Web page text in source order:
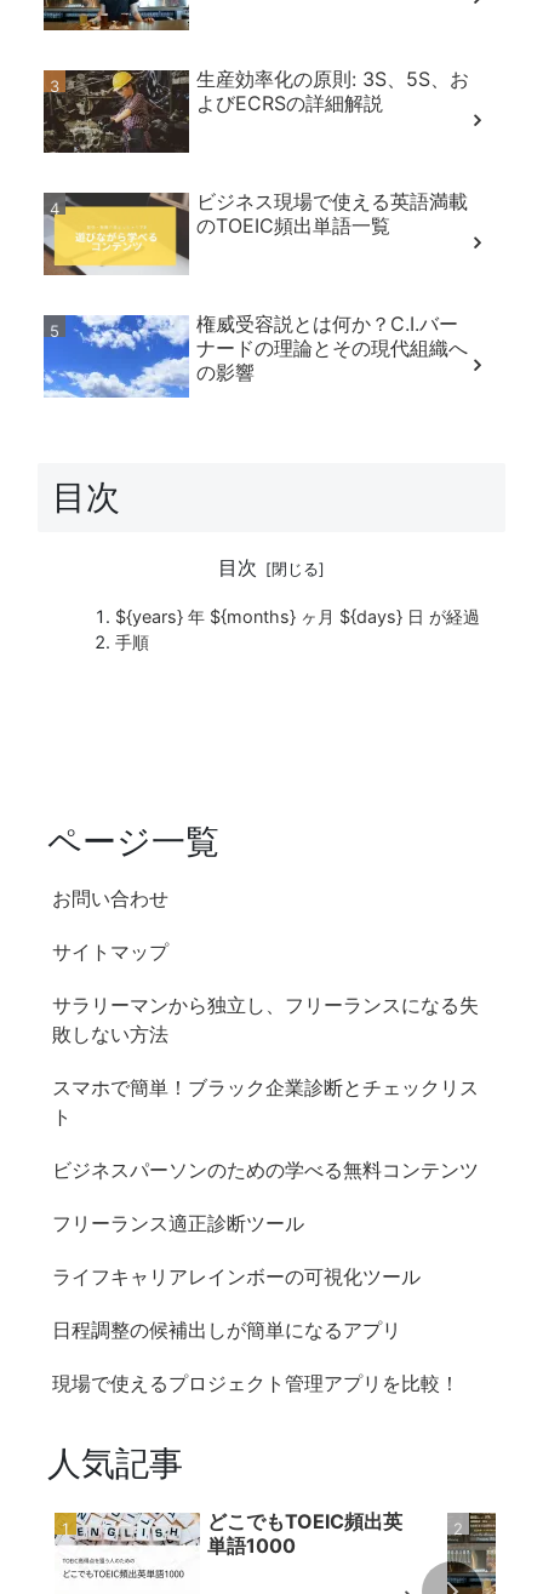
生産効率化の原則: 3S、5S、お
よびECRSの詳細解説
ビジネス現場で使える英語満載
のTOEIC頻出単語一覧
権威受容説とは何か？C.I.バー
ナードの理論とその現代組織へ
の影響
目次
目次
${years} 年 ${months} ヶ月 ${days} 日 が経過
手順
ページ一覧
お問い合わせ
サイトマップ
サラリーマンから独立し、フリーランスになる失
敗しない方法
スマホで簡単！ブラック企業診断とチェックリス
ト
ビジネスパーソンのための学べる無料コンテンツ
フリーランス適正診断ツール
ライフキャリアレインボーの可視化ツール
日程調整の候補出しが簡単になるアプリ
現場で使えるプロジェクト管理アプリを比較！
人気記事
どこでもTOEIC頻出英
単語1000